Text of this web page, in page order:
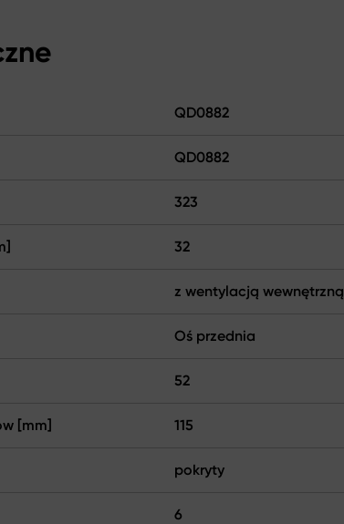
QD0882
QD0882
323
32
z wentylacją wewnętrzną
Oś przednia
52
[mm] 115
pokryty
6